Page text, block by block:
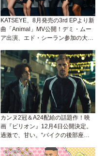
KATSEYE、8月発売の3rd EPより新
曲「Animal」MV公開！デミ・ムー
ア出演、エド・シーラン参加の大胆
カンヌ2冠＆A24配給の話題作！映
画『ピリオン』12月4日公開決定。
過激で、甘い。“バイクの後部座